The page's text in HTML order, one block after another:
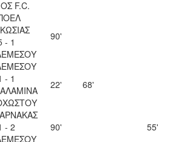
F.C.
- 1
90'
- 1
22' 68'
- 2
90'
55'